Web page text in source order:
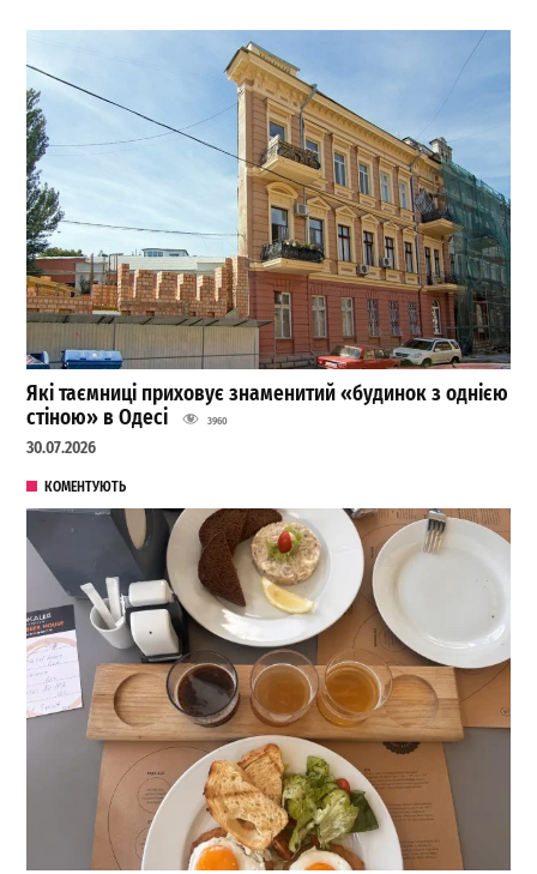
Які таємниці приховує знаменитий «будинок з однією
стіною» в Одесі
3960
30.07.2026
КОМЕНТУЮТЬ